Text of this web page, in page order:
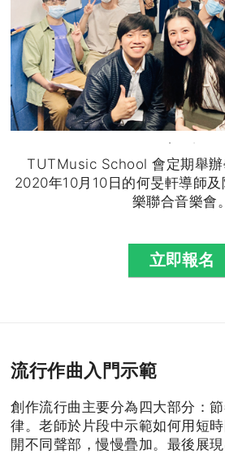
TUTMusic School 會定期舉辦
2020年10月10日的何旻軒導師
樂聯合音樂會。
立即報名
流行作曲入門示範
創作流行曲主要分為四大部分：
律。老師於片段中示範如何用短
開不同聲部，慢慢疊加。最後展現